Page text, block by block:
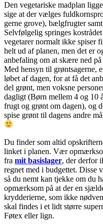
Den vegetariske madplan
sige at der vælges
gerne grove), bælgfrugter
Selvfølgelig springes
vegetarer normalt ikke spiser
helt ud af planen, men det er
anbefaling om at skære ned på
Med hensyn til grøntsagerne,
løbet af dagen, for at få det
del grønt, men voksne
dagligt (Børn mellem 4 og 10
frugt og grønt om dagen), og
spise grønt til dagens andre
Du finder som altid
linket i planen. Vær
fra mit basislager, der derfor
regnet med i budgettet. Disse
så du nemt kan tjekke om du
opmærksom på at der en
krydderierne, som ikke
skal findes i et lidt større
Føtex eller lign.